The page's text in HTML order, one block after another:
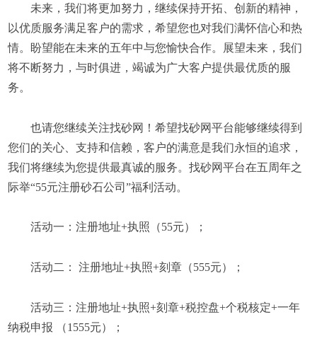
未来，我们将更加努力，继续保持开拓、创新的精神，
以优质服务满足客户的需求，希望您也对我们满怀信心和热
情。盼望能在未来的五年中与您愉快合作。展望未来，我们
将不断努力，与时俱进，竭诚为广大客户提供最优质的服
务。
也请您继续关注找砂网！希望找砂网平台能够继续得到
您们的关心、支持和信赖，客户的满意是我们永恒的追求，
我们将继续为您提供最真诚的服务。找砂网平台在五周年之
际举“55元注册砂石公司”福利活动。
活动一：注册地址+执照（55元）；
活动二： 注册地址+执照+刻章（555元）；
活动三：注册地址+执照+刻章+税控盘+个税核定+一年
纳税申报 （1555元）；